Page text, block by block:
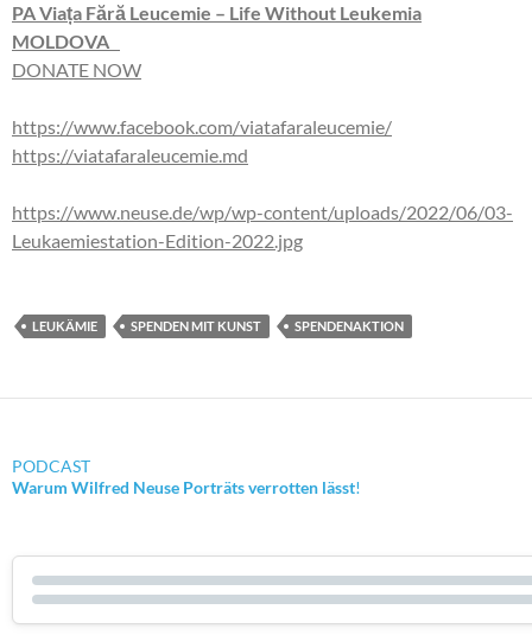
PA Viața Fără Leucemie – Life Without Leukemia
MOLDOVA
DONATE NOW
https://www.facebook.com/viatafaraleucemie/
https://viatafaraleucemie.md
https://www.neuse.de/wp/wp-content/uploads/2022/06/03-
Leukaemiestation-Edition-2022.jpg
LEUKÄMIE SPENDEN MIT KUNST SPENDENAKTION
PODCAST
Warum Wilfred Neuse Porträts verrotten lässt!